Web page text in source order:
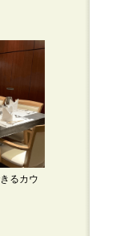
るカウ